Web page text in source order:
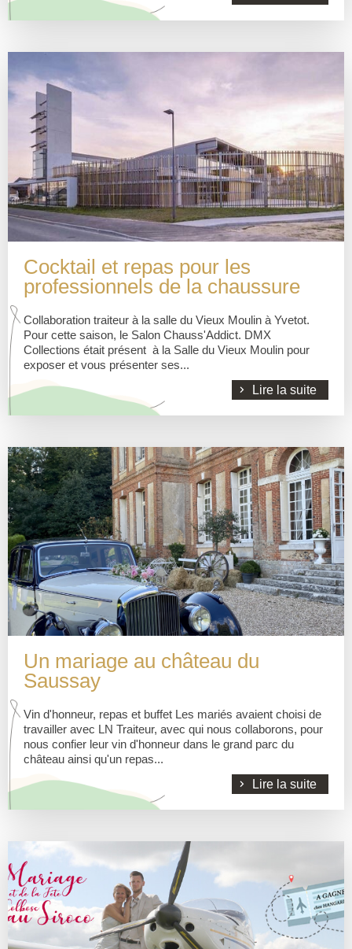
Cocktail et repas pour les
professionnels de la chaussure
Collaboration traiteur à la salle du Vieux Moulin à Yvetot.
Pour cette saison, le Salon Chauss'Addict. DMX
Collections était présent à la Salle du Vieux Moulin pour
exposer et vous présenter ses...
Lire la suite
Un mariage au château du
Saussay
Vin d'honneur, repas et buffet Les mariés avaient choisi de
travailler avec LN Traiteur, avec qui nous collaborons, pour
nous confier leur vin d'honneur dans le grand parc du
château ainsi qu'un repas...
Lire la suite